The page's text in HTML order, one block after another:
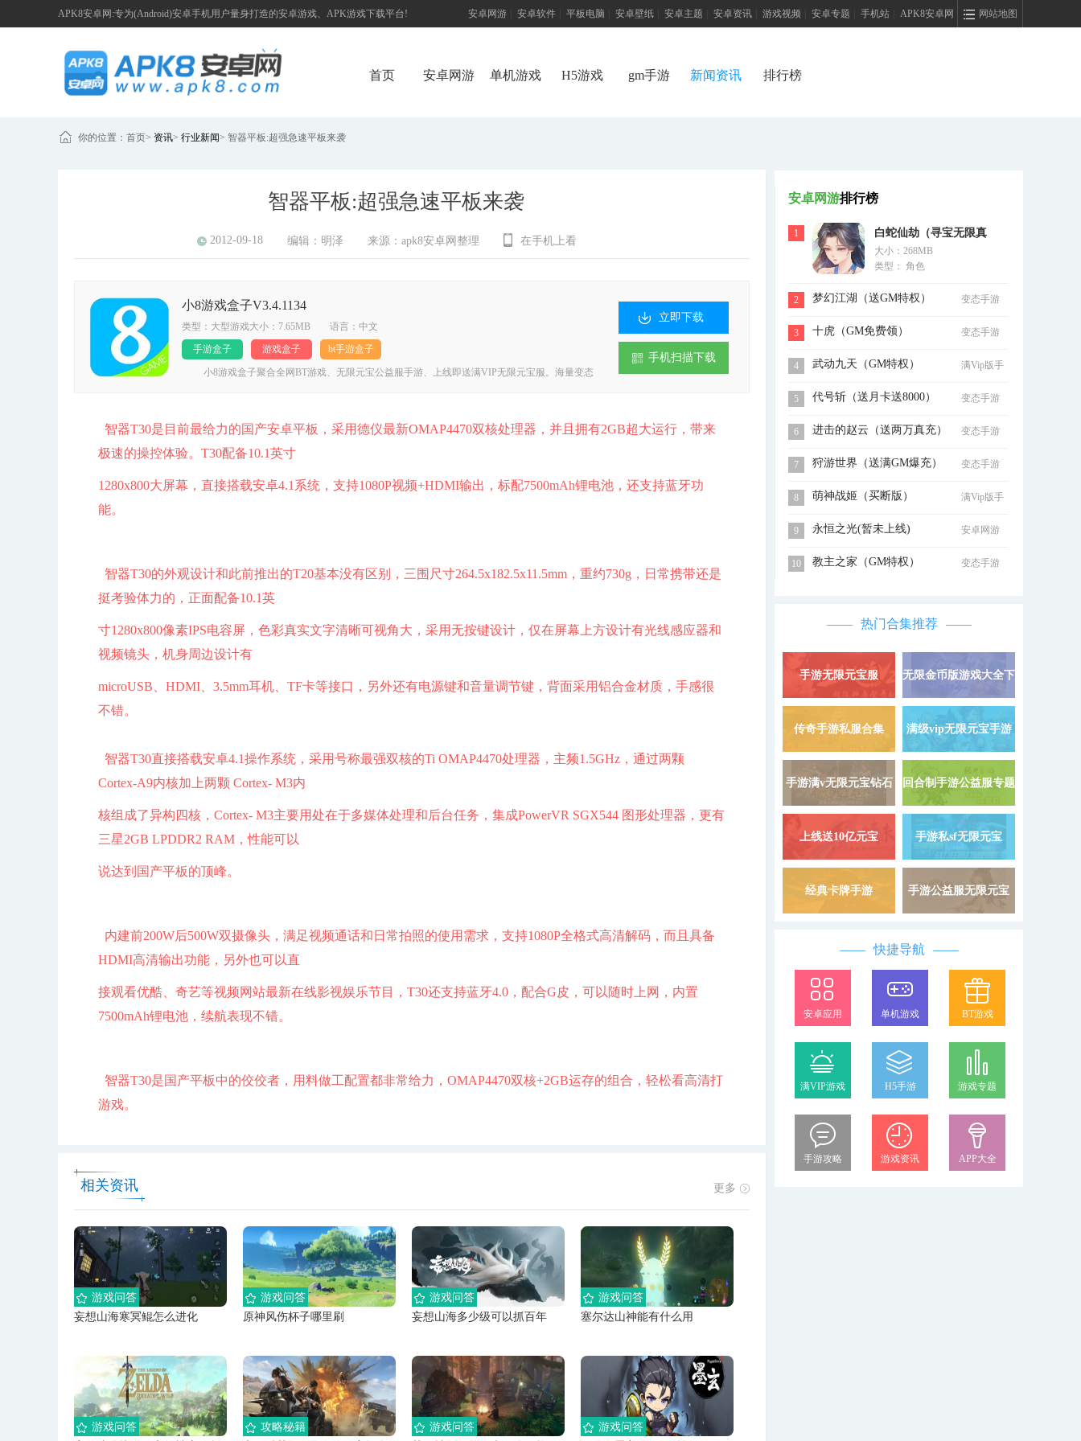
APK8安卓网:专为(Android)安卓手机用户量身打造的安卓游戏、APK游戏下载平台! 网站地图
安卓网游 安卓软件 平板电脑 安卓壁纸 安卓主题 安卓资讯 游戏视频 安卓专题 手机站 APK8安卓网
首页 安卓网游 单机游戏 H5游戏 gm手游 新闻资讯 排行榜
你的位置： 首页> 资讯> 行业新闻> 智器平板:超强急速平板来袭
智器平板:超强急速平板来袭
2012-09-18 编辑： 明泽 来源： apk8安卓网整理 在手机上看
小8游戏盒子V3.4.1134
类型：大型游戏大小：7.65MB 语言：中文
手游盒子
游戏盒子 bt手游盒子
小8游戏盒子聚合全网BT游戏、无限元宝公益服手游、上线即送满VIP无限元宝服。海量变态
立即下载
手机扫描下载
智器T30是目前最给力的国产安卓平板，采用德仪最新OMAP4470双核处理器，并且拥有2GB超大运行，带来
极速的操控体验。T30配备10.1英寸
1280x800大屏幕，直接搭载安卓4.1系统，支持1080P视频+HDMI输出，标配7500mAh锂电池，还支持蓝牙功
能。
智器T30的外观设计和此前推出的T20基本没有区别，三围尺寸264.5x182.5x11.5mm，重约730g，日常携带还是
挺考验体力的，正面配备10.1英
寸1280x800像素IPS电容屏，色彩真实文字清晰可视角大，采用无按键设计，仅在屏幕上方设计有光线感应器和
视频镜头，机身周边设计有
microUSB、HDMI、3.5mm耳机、TF卡等接口，另外还有电源键和音量调节键，背面采用铝合金材质，手感很
不错。
智器T30直接搭载安卓4.1操作系统，采用号称最强双核的Ti OMAP4470处理器，主频1.5GHz，通过两颗
Cortex-A9内核加上两颗 Cortex- M3内
核组成了异构四核，Cortex- M3主要用处在于多媒体处理和后台任务，集成PowerVR SGX544 图形处理器，更有
三星2GB LPDDR2 RAM，性能可以
说达到国产平板的顶峰。
内建前200W后500W双摄像头，满足视频通话和日常拍照的使用需求，支持1080P全格式高清解码，而且具备
HDMI高清输出功能，另外也可以直
接观看优酷、奇艺等视频网站最新在线影视娱乐节目，T30还支持蓝牙4.0，配合G皮，可以随时上网，内置
7500mAh锂电池，续航表现不错。
智器T30是国产平板中的佼佼者，用料做工配置都非常给力，OMAP4470双核+2GB运存的组合，轻松看高清打
游戏。
相关资讯 更多
妄想山海寒冥鲲怎么进化
游戏问答
原神风伤杯子哪里刷
游戏问答
妄想山海多少级可以抓百年
游戏问答
塞尔达山神能有什么用
游戏问答
游戏问答
攻略秘籍
游戏问答
游戏问答
安卓网游排行榜
1
白蛇仙劫（寻宝无限真
充）
大小：268MB
类型： 角色
2 梦幻江湖（送GM特权） 变态手游
3 十虎（GM免费领） 变态手游
4 武动九天（GM特权）
满Vip版手
5
代号斩（送月卡送8000） 变态手游
6 进击的赵云（送两万真充） 变态手游
7 狩游世界（送满GM爆充） 变态手游
8 萌神战姬（买断版）
满Vip版手
9
永恒之光(暂未上线) 安卓网游
10 教主之家（GM特权） 变态手游
热门合集推荐
手游无限元宝服
9999999
详情 »
无限金币版游戏大全下
载
传奇手游私服合集 详情 »
满级vip无限元宝手游
手游满v无限元宝钻石 详情 »
回合制手游公益服专题
上线送10亿元宝 详情 »
手游私sf无限元宝
经典卡牌手游 详情 »
手游公益服无限元宝
快捷导航
安卓应用 单机游戏 BT游戏
满VIP游戏 H5手游 游戏专题
手游攻略 游戏资讯 APP大全